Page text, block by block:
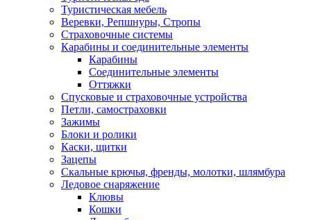
Туристическая мебель
Веревки, Репшнуры, Стропы
Страховочные системы
Карабины и соединительные элементы
Карабины
Соединительные элементы
Оттяжки
Спусковые и страховочные устройства
Петли, самостраховки
Зажимы
Блоки и ролики
Каски, щитки
Зацепы
Скальные крючья, френды, молотки, шлямбура
Ледовое снаряжение
Клювы
Кошки